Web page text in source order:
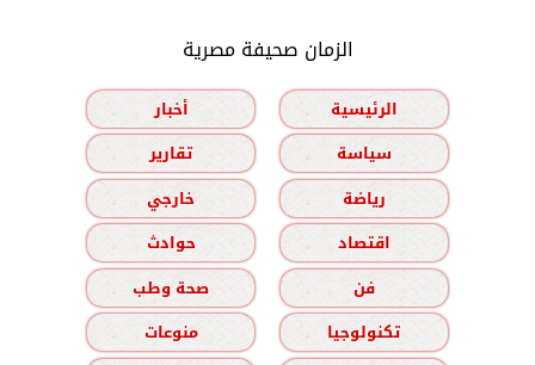
الزمان صحيفة مصرية
الرئيسية
أخبار
سياسة
تقارير
رياضة
خارجي
اقتصاد
حوادث
فن
صحة وطب
تكنولوجيا
منوعات